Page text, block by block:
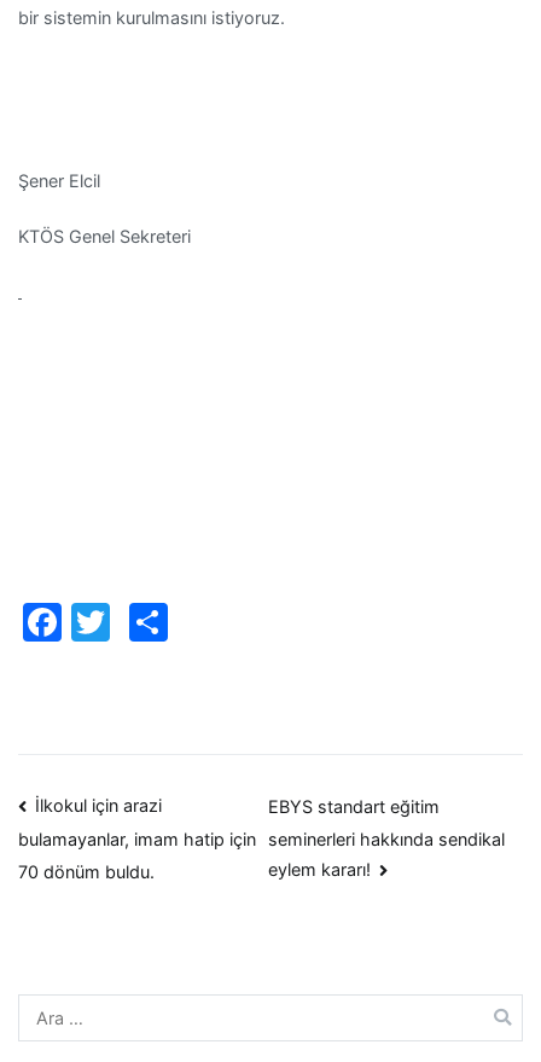
bir sistemin kurulmasını istiyoruz.
Şener Elcil
KTÖS Genel Sekreteri
Facebook
Twitter
Yazı
dolaşımı
İlkokul için arazi
bulamayanlar, imam hatip için
70 dönüm buldu.
EBYS standart eğitim
seminerleri hakkında sendikal
eylem kararı!
Arama: